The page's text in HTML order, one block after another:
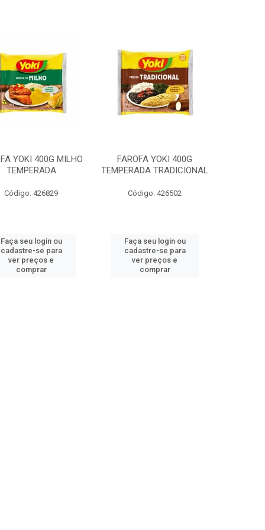
YOKI 400G MILHO
TEMPERADA
Código: 426829
Faça seu login ou
cadastre-se para
ver preços e
comprar
FAROFA YOKI 400G
TEMPERADA TRADICIONAL
Código: 426502
Faça seu login ou
cadastre-se para
ver preços e
comprar